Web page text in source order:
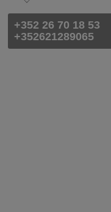
+352 26 70 18 53
+352621289065